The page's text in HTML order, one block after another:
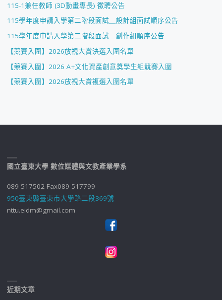
115-1兼任教師 (3D動畫專長) 徵聘公告
115學年度申請入學第二階段面試＿設計組面試順序公告
115學年度申請入學第二階段面試＿創作組順序公告
【競賽入圍】2026放視大賞決選入圍名單
【競賽入圍】2026 A+文化資產創意獎學生組競賽入圍
【競賽入圍】2026放視大賞複選入圍名單
國立臺東大學 數位媒體與文教產業學系
089-517502 Fax089-517799
950臺東縣臺東市大學路二段369號
nttu.eidm@gmail.com
近期文章